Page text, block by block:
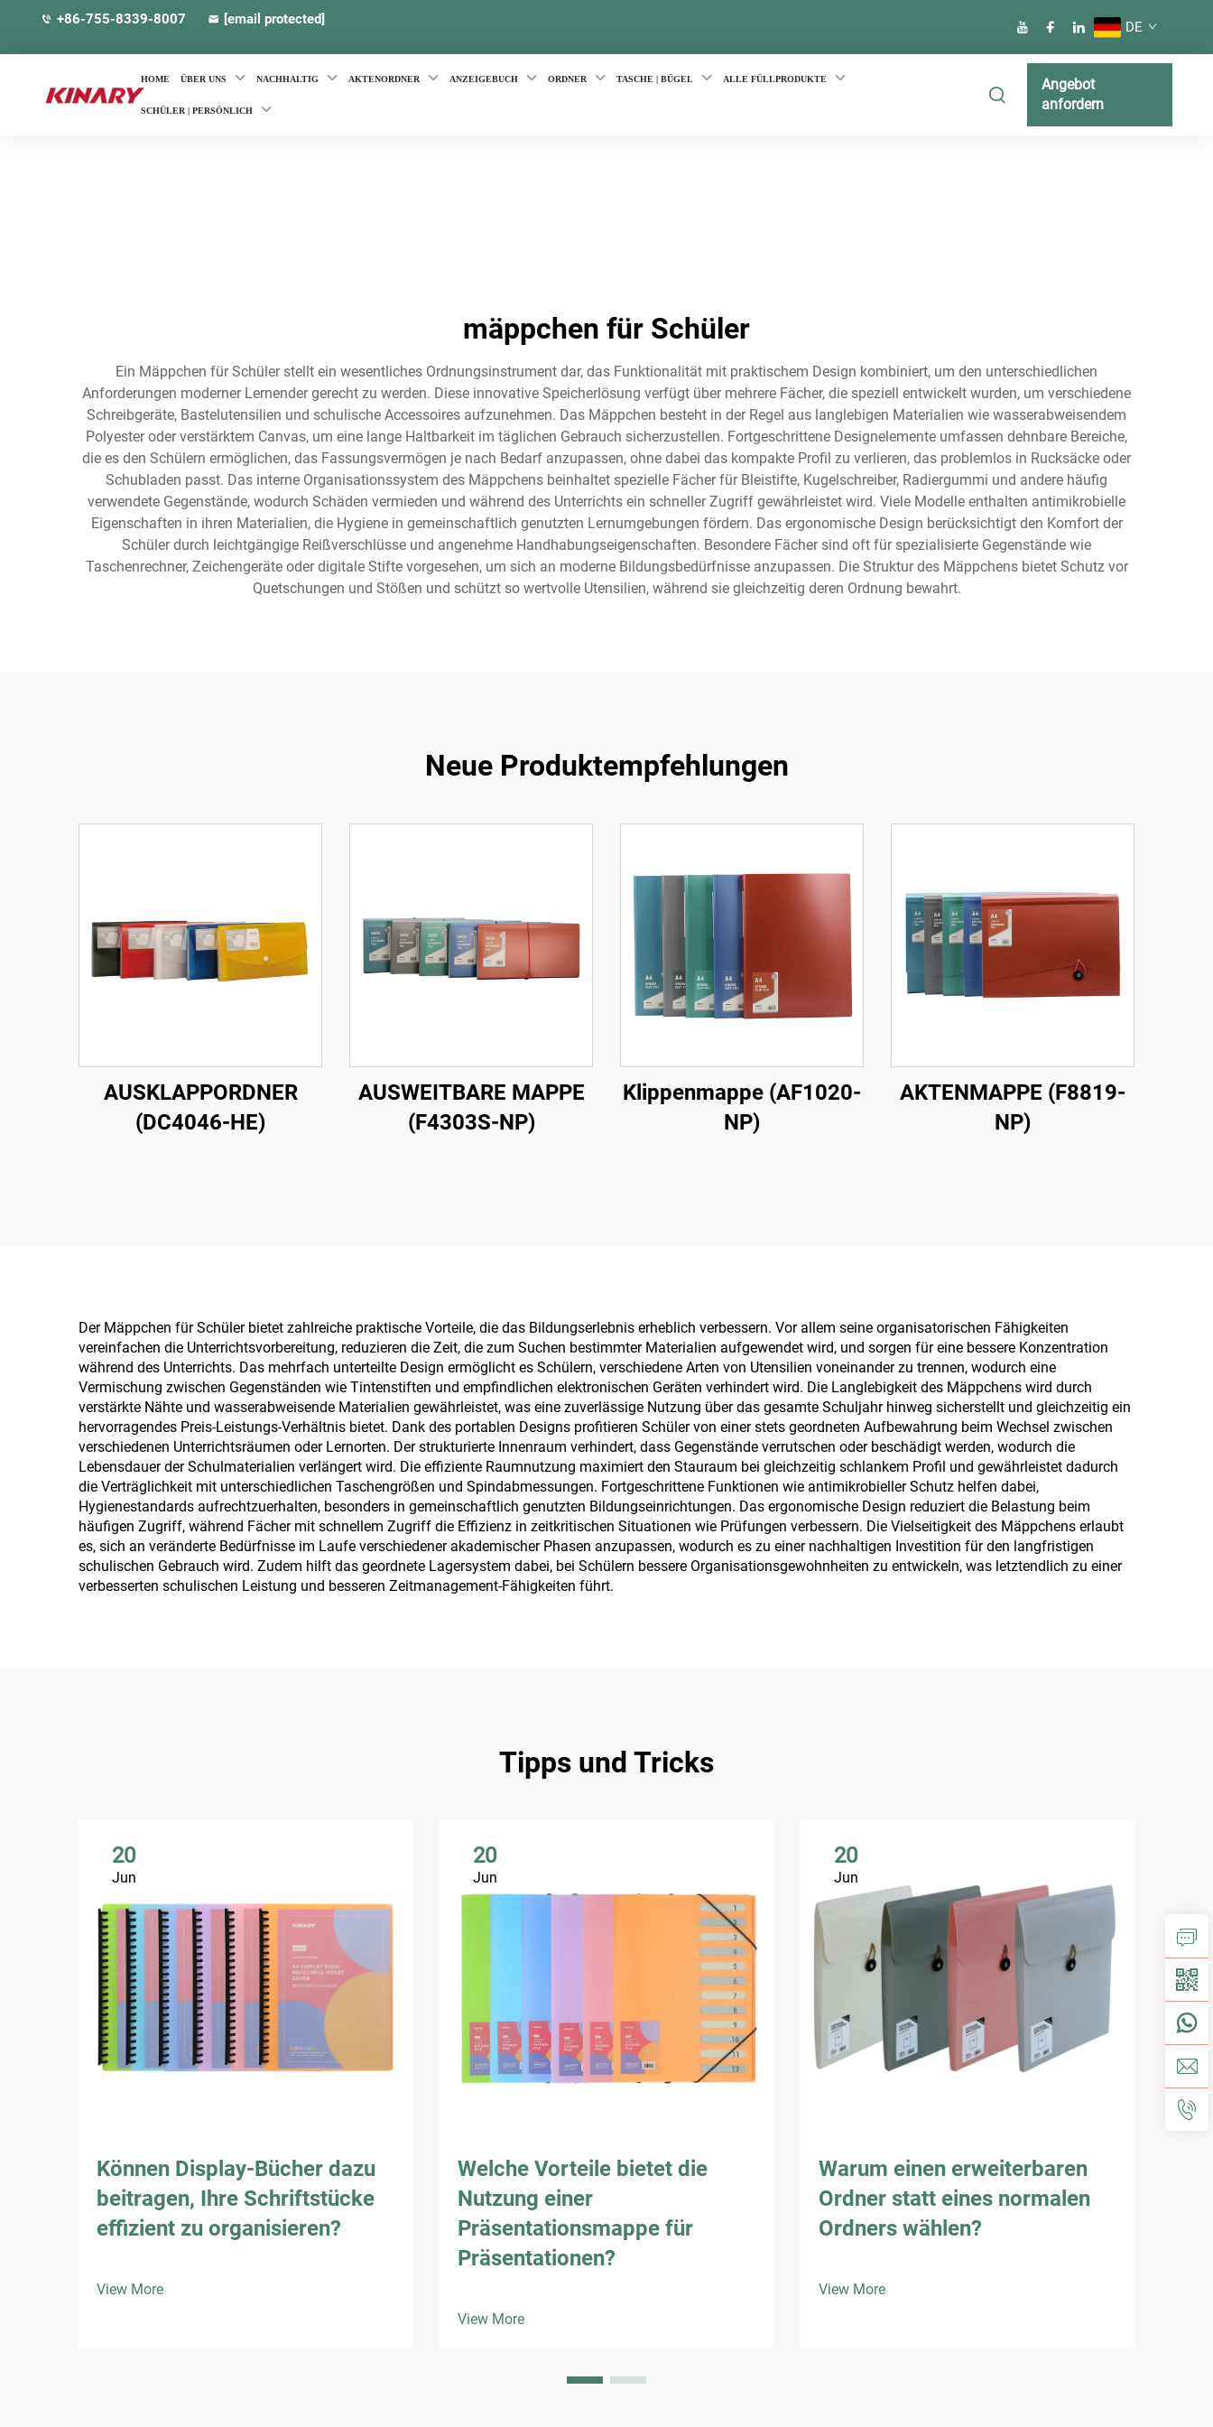
+86-755-8339-8007 [email protected] DE
HOME ÜBER UNS NACHHALTIG AKTENORDNER ANZEIGEBUCH ORDNER TASCHE | BÜGEL ALLE FÜLLPRODUKTE
SCHÜLER | PERSÖNLICH
Angebot
anfordern
mäppchen für Schüler
Ein Mäppchen für Schüler stellt ein wesentliches Ordnungsinstrument dar, das Funktionalität mit praktischem Design kombiniert, um den unterschiedlichen
Anforderungen moderner Lernender gerecht zu werden. Diese innovative Speicherlösung verfügt über mehrere Fächer, die speziell entwickelt wurden, um verschiedene
Schreibgeräte, Bastelutensilien und schulische Accessoires aufzunehmen. Das Mäppchen besteht in der Regel aus langlebigen Materialien wie wasserabweisendem
Polyester oder verstärktem Canvas, um eine lange Haltbarkeit im täglichen Gebrauch sicherzustellen. Fortgeschrittene Designelemente umfassen dehnbare Bereiche,
die es den Schülern ermöglichen, das Fassungsvermögen je nach Bedarf anzupassen, ohne dabei das kompakte Profil zu verlieren, das problemlos in Rucksäcke oder
Schubladen passt. Das interne Organisationssystem des Mäppchens beinhaltet spezielle Fächer für Bleistifte, Kugelschreiber, Radiergummi und andere häufig
verwendete Gegenstände, wodurch Schäden vermieden und während des Unterrichts ein schneller Zugriff gewährleistet wird. Viele Modelle enthalten antimikrobielle
Eigenschaften in ihren Materialien, die Hygiene in gemeinschaftlich genutzten Lernumgebungen fördern. Das ergonomische Design berücksichtigt den Komfort der
Schüler durch leichtgängige Reißverschlüsse und angenehme Handhabungseigenschaften. Besondere Fächer sind oft für spezialisierte Gegenstände wie
Taschenrechner, Zeichengeräte oder digitale Stifte vorgesehen, um sich an moderne Bildungsbedürfnisse anzupassen. Die Struktur des Mäppchens bietet Schutz vor
Quetschungen und Stößen und schützt so wertvolle Utensilien, während sie gleichzeitig deren Ordnung bewahrt.
Neue Produktempfehlungen
AUSKLAPPORDNER
(DC4046-HE)
AUSWEITBARE MAPPE
(F4303S-NP)
Klippenmappe (AF1020-
NP)
AKTENMAPPE (F8819-
NP)
Der Mäppchen für Schüler bietet zahlreiche praktische Vorteile, die das Bildungserlebnis erheblich verbessern. Vor allem seine organisatorischen Fähigkeiten
vereinfachen die Unterrichtsvorbereitung, reduzieren die Zeit, die zum Suchen bestimmter Materialien aufgewendet wird, und sorgen für eine bessere Konzentration
während des Unterrichts. Das mehrfach unterteilte Design ermöglicht es Schülern, verschiedene Arten von Utensilien voneinander zu trennen, wodurch eine
Vermischung zwischen Gegenständen wie Tintenstiften und empfindlichen elektronischen Geräten verhindert wird. Die Langlebigkeit des Mäppchens wird durch
verstärkte Nähte und wasserabweisende Materialien gewährleistet, was eine zuverlässige Nutzung über das gesamte Schuljahr hinweg sicherstellt und gleichzeitig ein
hervorragendes Preis-Leistungs-Verhältnis bietet. Dank des portablen Designs profitieren Schüler von einer stets geordneten Aufbewahrung beim Wechsel zwischen
verschiedenen Unterrichtsräumen oder Lernorten. Der strukturierte Innenraum verhindert, dass Gegenstände verrutschen oder beschädigt werden, wodurch die
Lebensdauer der Schulmaterialien verlängert wird. Die effiziente Raumnutzung maximiert den Stauraum bei gleichzeitig schlankem Profil und gewährleistet dadurch
die Verträglichkeit mit unterschiedlichen Taschengrößen und Spindabmessungen. Fortgeschrittene Funktionen wie antimikrobieller Schutz helfen dabei,
Hygienestandards aufrechtzuerhalten, besonders in gemeinschaftlich genutzten Bildungseinrichtungen. Das ergonomische Design reduziert die Belastung beim
häufigen Zugriff, während Fächer mit schnellem Zugriff die Effizienz in zeitkritischen Situationen wie Prüfungen verbessern. Die Vielseitigkeit des Mäppchens erlaubt
es, sich an veränderte Bedürfnisse im Laufe verschiedener akademischer Phasen anzupassen, wodurch es zu einer nachhaltigen Investition für den langfristigen
schulischen Gebrauch wird. Zudem hilft das geordnete Lagersystem dabei, bei Schülern bessere Organisationsgewohnheiten zu entwickeln, was letztendlich zu einer
verbesserten schulischen Leistung und besseren Zeitmanagement-Fähigkeiten führt.
Tipps und Tricks
20
Jun
Können Display-Bücher dazu
beitragen, Ihre Schriftstücke
effizient zu organisieren?
View More
20
Jun
Welche Vorteile bietet die
Nutzung einer
Präsentationsmappe für
Präsentationen?
View More
20
Jun
Warum einen erweiterbaren
Ordner statt eines normalen
Ordners wählen?
View More